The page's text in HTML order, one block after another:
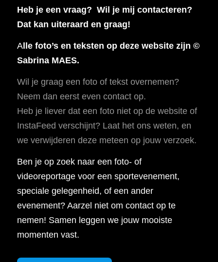
Heb je een vraag? Wil je mij contacteren?
Dat kan uiteraard en graag!
A lle foto’s en teksten op deze website zijn ©
Sabrina MAES.
Wil je graag een foto of tekst overnemen?
Neem dan eerst even contact op.
Heb je liever dat een foto niet op de website of
InstaFeed verschijnt? Laat het ons weten, en
we verwijderen deze meteen op jouw verzoek.
Ben je op zoek naar een foto- of
videoreportage voor een sportevenement,
speciale gelegenheid, of een ander
evenement? Aarzel niet om contact op te
nemen! Samen leggen we jouw mooiste
momenten vast.